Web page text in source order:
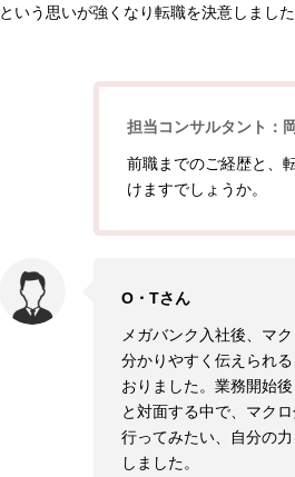
という思いが強くなり転職を決意しまし
担当コンサルタント：
前職までのご経歴と、
けますでしょうか。
O・Tさん
メガバンク入社後、マ
分かりやすく伝えられ
おりました。業務開始
と対面する中で、マク
行ってみたい、自分の
しました。